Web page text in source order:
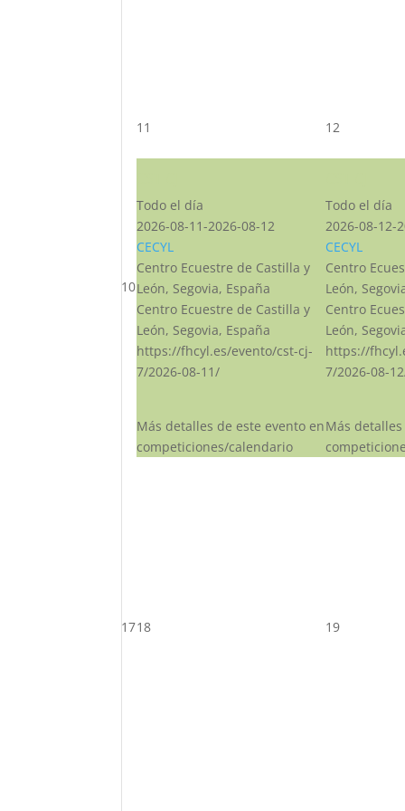
10
11
Todo el día
2026-08-11-2026-08-12
CECYL
Centro Ecuestre de Castilla y
León, Segovia, España
Centro Ecuestre de Castilla y
León, Segovia, España
https://fhcyl.es/evento/cst-cj-
7/2026-08-11/
Más detalles de este evento en
competiciones/calendario
12
Todo el día
2026-08-12-
CECYL
Centro
León,
Centro
León,
https://
7/2026-08-
Más
1718 19